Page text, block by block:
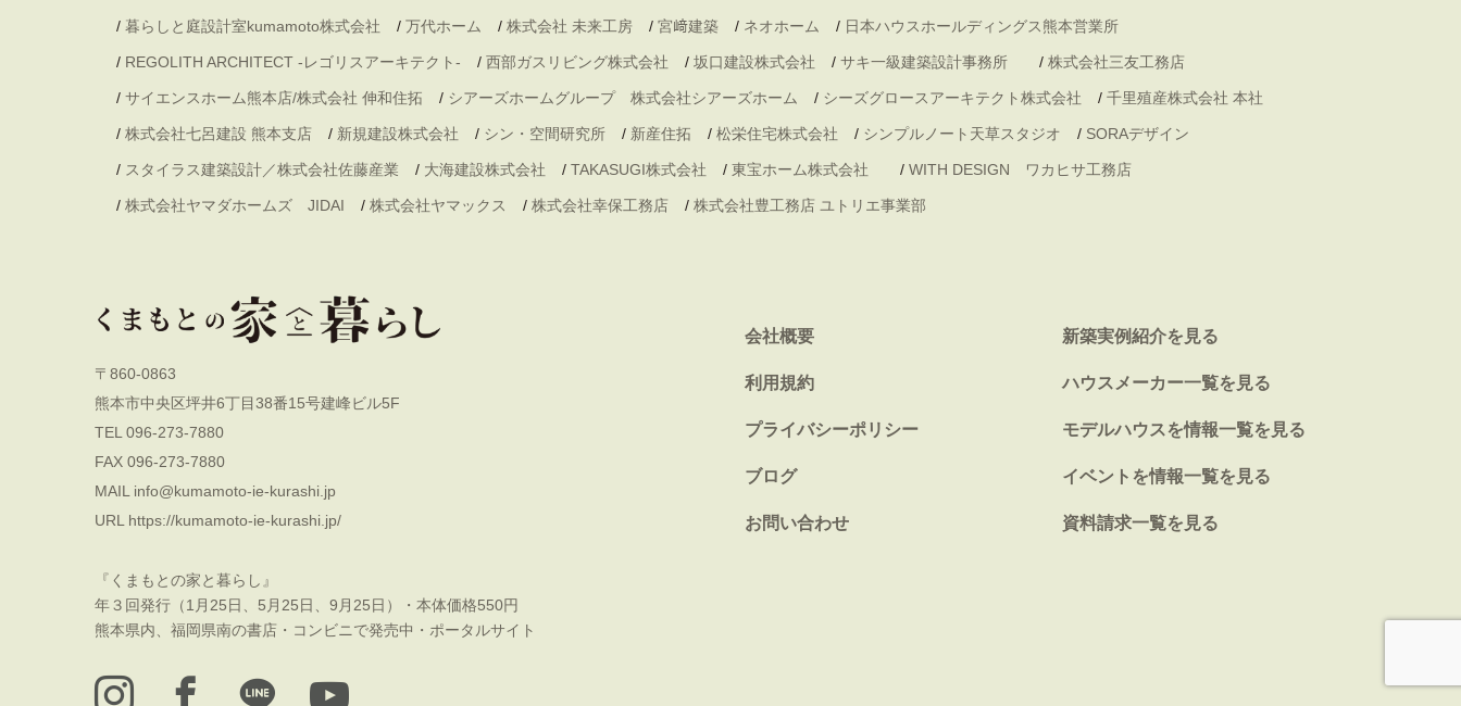
/ 暮らしと庭設計室kumamoto株式会社 / 万代ホーム / 株式会社 未来工房 / 宮﨑建築 / ネオホーム / 日本ハウスホールディングス熊本営業所
/ REGOLITH ARCHITECT -レゴリスアーキテクト- / 西部ガスリビング株式会社 / 坂口建設株式会社 / サキ一級建築設計事務所 / 株式会社三友工務店
/ サイエンスホーム熊本店/株式会社 伸和住拓 / シアーズホームグループ 株式会社シアーズホーム / シーズグロースアーキテクト株式会社 / 千里殖産株式会社 本社
/ 株式会社七呂建設 熊本支店 / 新規建設株式会社 / シン・空間研究所 / 新産住拓 / 松栄住宅株式会社 / シンプルノート天草スタジオ / SORAデザイン
/ スタイラス建築設計／株式会社佐藤産業 / 大海建設株式会社 / TAKASUGI株式会社 / 東宝ホーム株式会社 / WITH DESIGN ワカヒサ工務店
/ 株式会社ヤマダホームズ JIDAI / 株式会社ヤマックス / 株式会社幸保工務店 / 株式会社豊工務店 ユトリエ事業部
〒860-0863
熊本市中央区坪井6丁目38番15号建峰ビル5F
TEL 096-273-7880
FAX 096-273-7880
MAIL info@kumamoto-ie-kurashi.jp
URL https://kumamoto-ie-kurashi.jp/
『くまもとの家と暮らし』
年３回発行（1月25日、5月25日、9月25日）・本体価格550円
熊本県内、福岡県南の書店・コンビニで発売中・ポータルサイト
会社概要 新築実例紹介を見る
利用規約 ハウスメーカー一覧を見る
プライバシーポリシー モデルハウスを情報一覧を見る
ブログ イベントを情報一覧を見る
お問い合わせ 資料請求一覧を見る